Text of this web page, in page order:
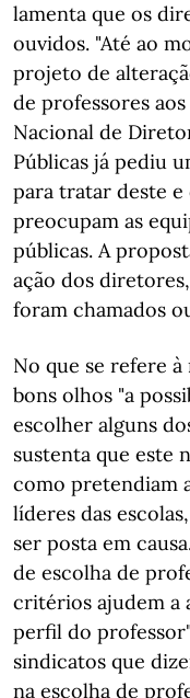
lamenta que os
ouvidos. "Até ao
projeto de
de professores
Nacional de
Públicas já pediu
para tratar deste e
preocupam as
públicas. A
ação dos
foram chamados
No que se refere
bons olhos "a
escolher alguns
sustenta que este
como pretendiam
líderes das
ser posta em
de escolha de
critérios ajudem a
perfil do
sindicatos que
na escolha de